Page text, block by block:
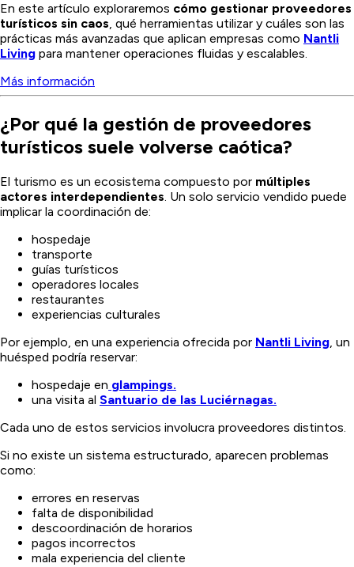
En este artículo exploraremos cómo gestionar proveedores
turísticos sin caos, qué herramientas utilizar y cuáles son las
prácticas más avanzadas que aplican empresas como Nantli
Living para mantener operaciones fluidas y escalables.
Más información
¿Por qué la gestión de proveedores
turísticos suele volverse caótica?
El turismo es un ecosistema compuesto por múltiples
actores interdependientes. Un solo servicio vendido puede
implicar la coordinación de:
hospedaje
transporte
guías turísticos
operadores locales
restaurantes
experiencias culturales
Por ejemplo, en una experiencia ofrecida por Nantli Living, un
huésped podría reservar:
hospedaje en glampings.
una visita al Santuario de las Luciérnagas.
Cada uno de estos servicios involucra proveedores distintos.
Si no existe un sistema estructurado, aparecen problemas
como:
errores en reservas
falta de disponibilidad
descoordinación de horarios
pagos incorrectos
mala experiencia del cliente